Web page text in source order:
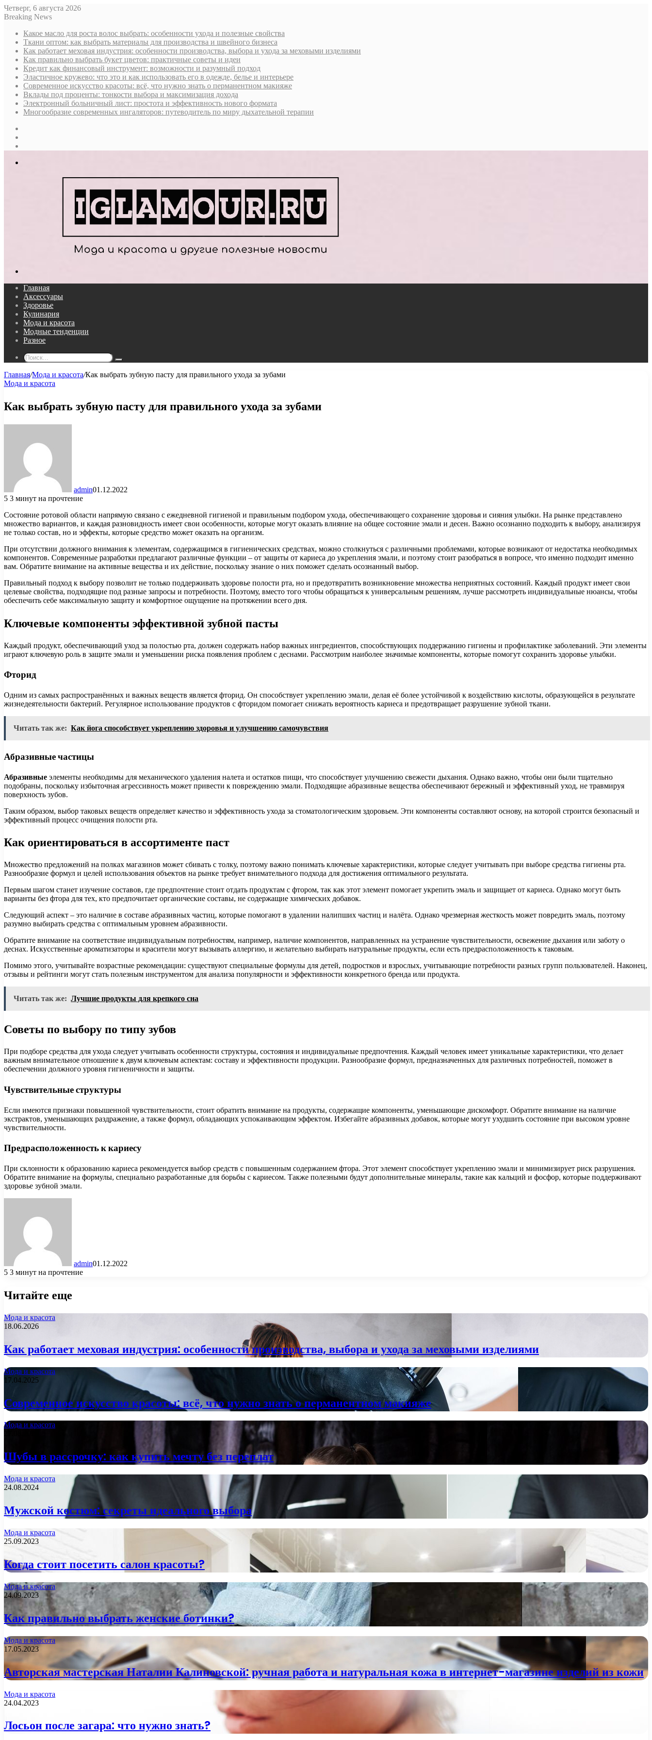
Четверг, 6 августа 2026
Breaking News
Какое масло для роста волос выбрать: особенности ухода и полезные свойства
Ткани оптом: как выбрать материалы для производства и швейного бизнеса
Как работает меховая индустрия: особенности производства, выбора и ухода за меховыми изделиями
Как правильно выбрать букет цветов: практичные советы и идеи
Кредит как финансовый инструмент: возможности и разумный подход
Эластичное кружево: что это и как использовать его в одежде, белье и интерьере
Современное искусство красоты: всё, что нужно знать о перманентном макияже
Вклады под проценты: тонкости выбора и максимизация дохода
Электронный больничный лист: простота и эффективность нового формата
Многообразие современных ингаляторов: путеводитель по миру дыхательной терапии
Главная
Аксессуары
Здоровье
Кулинария
Мода и красота
Модные тенденции
Разное
Поиск...
Главная/Мода и красота/Как выбрать зубную пасту для правильного ухода за зубами
Мода и красота
Как выбрать зубную пасту для правильного ухода за зубами
admin01.12.2022
5 3 минут на прочтение
Состояние ротовой области напрямую связано с ежедневной гигиеной и правильным подбором ухода, обеспечивающего сохранение здоровья и сияния улыбки. На рынке представлено
множество вариантов, и каждая разновидность имеет свои особенности, которые могут оказать влияние на общее состояние эмали и десен. Важно осознанно подходить к выбору, анализируя
не только состав, но и эффекты, которые средство может оказать на организм.
При отсутствии должного внимания к элементам, содержащимся в гигиенических средствах, можно столкнуться с различными проблемами, которые возникают от недостатка необходимых
компонентов. Современные разработки предлагают различные функции – от защиты от кариеса до укрепления эмали, и поэтому стоит разобраться в вопросе, что именно подходит именно
вам. Обратите внимание на активные вещества и их действие, поскольку знание о них поможет сделать осознанный выбор.
Правильный подход к выбору позволит не только поддерживать здоровье полости рта, но и предотвратить возникновение множества неприятных состояний. Каждый продукт имеет свои
целевые свойства, подходящие под разные запросы и потребности. Поэтому, вместо того чтобы обращаться к универсальным решениям, лучше рассмотреть индивидуальные нюансы, чтобы
обеспечить себе максимальную защиту и комфортное ощущение на протяжении всего дня.
Ключевые компоненты эффективной зубной пасты
Каждый продукт, обеспечивающий уход за полостью рта, должен содержать набор важных ингредиентов, способствующих поддержанию гигиены и профилактике заболеваний. Эти элементы
играют ключевую роль в защите эмали и уменьшении риска появления проблем с деснами. Рассмотрим наиболее значимые компоненты, которые помогут сохранить здоровье улыбки.
Фторид
Одним из самых распространённых и важных веществ является фторид. Он способствует укреплению эмали, делая её более устойчивой к воздействию кислоты, образующейся в результате
жизнедеятельности бактерий. Регулярное использование продуктов с фторидом помогает снижать вероятность кариеса и предотвращает разрушение зубной ткани.
Читать так же: Как йога способствует укреплению здоровья и улучшению самочувствия
Абразивные частицы
Абразивные элементы необходимы для механического удаления налета и остатков пищи, что способствует улучшению свежести дыхания. Однако важно, чтобы они были тщательно
подобраны, поскольку избыточная агрессивность может привести к повреждению эмали. Подходящие абразивные вещества обеспечивают бережный и эффективный уход, не травмируя
поверхность зубов.
Таким образом, выбор таковых веществ определяет качество и эффективность ухода за стоматологическим здоровьем. Эти компоненты составляют основу, на которой строится безопасный и
эффективный процесс очищения полости рта.
Как ориентироваться в ассортименте паст
Множество предложений на полках магазинов может сбивать с толку, поэтому важно понимать ключевые характеристики, которые следует учитывать при выборе средства гигиены рта.
Разнообразие формул и целей использования объектов на рынке требует внимательного подхода для достижения оптимального результата.
Первым шагом станет изучение составов, где предпочтение стоит отдать продуктам с фтором, так как этот элемент помогает укрепить эмаль и защищает от кариеса. Однако могут быть
варианты без фтора для тех, кто предпочитает органические составы, не содержащие химических добавок.
Следующий аспект – это наличие в составе абразивных частиц, которые помогают в удалении налипших частиц и налёта. Однако чрезмерная жесткость может повредить эмаль, поэтому
разумно выбирать средства с оптимальным уровнем абразивности.
Обратите внимание на соответствие индивидуальным потребностям, например, наличие компонентов, направленных на устранение чувствительности, освежение дыхания или заботу о
деснах. Искусственные ароматизаторы и красители могут вызывать аллергию, и желательно выбирать натуральные продукты, если есть предрасположенность к таковым.
Помимо этого, учитывайте возрастные рекомендации: существуют специальные формулы для детей, подростков и взрослых, учитывающие потребности разных групп пользователей. Наконец,
отзывы и рейтинги могут стать полезным инструментом для анализа популярности и эффективности конкретного бренда или продукта.
Читать так же: Лучшие продукты для крепкого сна
Советы по выбору по типу зубов
При подборе средства для ухода следует учитывать особенности структуры, состояния и индивидуальные предпочтения. Каждый человек имеет уникальные характеристики, что делает
важным внимательное отношение к двум ключевым аспектам: составу и эффективности продукции. Разнообразие формул, предназначенных для различных потребностей, поможет в
обеспечении должного уровня гигиеничности и защиты.
Чувствительные структуры
Если имеются признаки повышенной чувствительности, стоит обратить внимание на продукты, содержащие компоненты, уменьшающие дискомфорт. Обратите внимание на наличие
экстрактов, уменьшающих раздражение, а также формул, обладающих успокаивающим эффектом. Избегайте абразивных добавок, которые могут ухудшить состояние при высоком уровне
чувствительности.
Предрасположенность к кариесу
При склонности к образованию кариеса рекомендуется выбор средств с повышенным содержанием фтора. Этот элемент способствует укреплению эмали и минимизирует риск разрушения.
Обратите внимание на формулы, специально разработанные для борьбы с кариесом. Также полезными будут дополнительные минералы, такие как кальций и фосфор, которые поддерживают
здоровье зубной эмали.
admin01.12.2022
5 3 минут на прочтение
Читайте еще
Мода и красота
18.06.2026
Как работает меховая индустрия: особенности производства, выбора и ухода за меховыми изделиями
Мода и красота
17.04.2025
Современное искусство красоты: всё, что нужно знать о перманентном макияже
Мода и красота
Шубы в рассрочку: как купить мечту без переплат
Мода и красота
24.08.2024
Мужской костюм: секреты идеального выбора
Мода и красота
25.09.2023
Когда стоит посетить салон красоты?
Мода и красота
24.09.2023
Как правильно выбрать женские ботинки?
Мода и красота
17.05.2023
Авторская мастерская Наталии Калиновской: ручная работа и натуральная кожа в интернет-магазине изделий из кожи
Мода и красота
24.04.2023
Лосьон после загара: что нужно знать?